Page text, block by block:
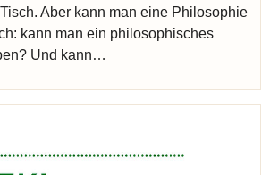
Aber kann man eine Philosophie
kann man ein philosophisches
Und kann…